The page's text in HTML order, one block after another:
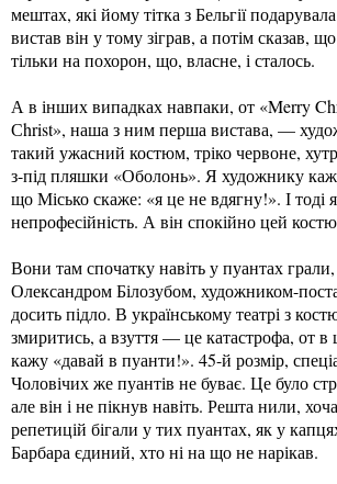
мештах, які йому тітка з Бельгії
вистав він у тому зіграв, а потім сказав,
тільки на похорон, що, власне, і сталось.
А в інших випадках навпаки, от «Merry
Сhrist», наша з ним перша вистава, —
такий ужасний костюм, тріко червоне,
з-під пляшки «Оболонь». Я художнику
що Місько скаже: «я це не вдягну!». І тоді
непрофесійність. А він спокійно цей
Вони там спочатку навіть у пуантах
Олександром Білозубом, художником-
досить підло. В українському театрі з
змиритись, а взуття — це катастрофа, от в
кажу «давай в пуанти!». 45-й розмір,
Чоловічих же пуантів не буває. Це було
але він і не пікнув навіть. Решта нили,
репетицій бігали у тих пуантах, як у
Барбара єдиний, хто ні на що не нарікав.